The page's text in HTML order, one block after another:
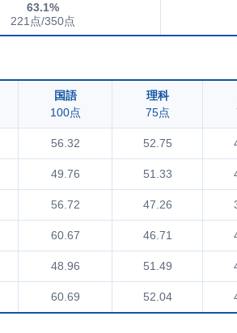
63.1%
221点/350点
国語
100点
理科
75点
56.32 52.75
49.76 51.33
56.72 47.26
60.67 46.71
48.96 51.49
60.69 52.04